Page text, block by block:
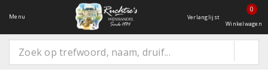
Menu Verlanglijst
0
Winkelwagen